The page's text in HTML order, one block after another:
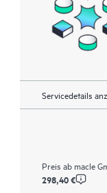
Servicedetails
Preis ab macle
298,40 €